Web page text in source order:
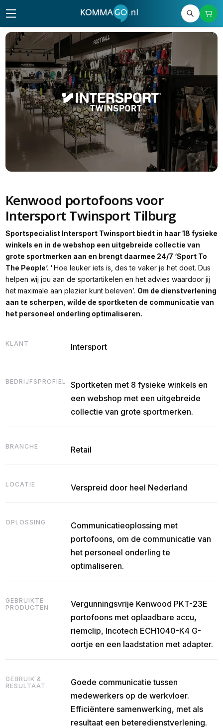
Kenwood portofoons voor
Intersport Twinsport Tilburg
Sportspecialist Intersport Twinsport biedt in haar 18 fysieke
winkels en in de webshop een uitgebreide collectie van
grote sportmerken aan en brengt daarmee 24/7 ‘Sport To
The People’. ‘Hoe leuker iets is, des te vaker je het doet. Dus
helpen wij jou aan de sportartikelen en het advies waardoor jij
het maximale aan plezier kunt beleven’. Om de dienstverlening
aan te scherpen, wilde de sportketen de communicatie van
het personeel onderling optimaliseren.
KLANT Intersport
BEDRIJFSPROFIEL
Sportketen met 8 fysieke winkels en
een webshop met een uitgebreide
collectie van grote sportmerken.
BRANCHE Retail
LOCATIE Verspreid door heel Nederland
OPLOSSING
Communicatieoplossing met
portofoons, om de communicatie van
het personeel onderling te
optimaliseren.
GEBRUIKTE
PRODUCTEN
Vergunningsvrije Kenwood PKT-23E
portofoons met oplaadbare accu,
riemclip, Incotech ECH1040-K4 G-
oortje en een laadstation met adapter.
GEBRUIK &
RESULTAAT
Goede communicatie tussen
medewerkers op de werkvloer.
Efficiëntere samenwerking, met als
resultaat een beteredienstverlening.